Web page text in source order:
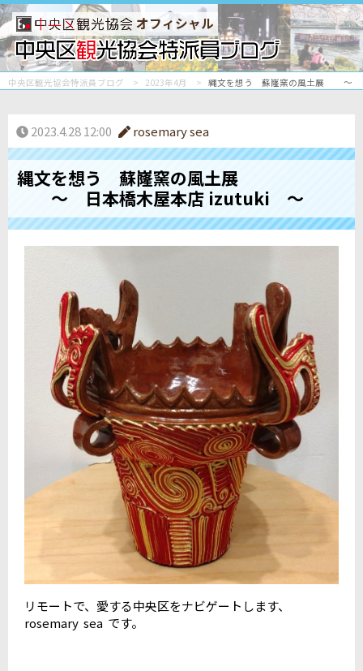
オフィシャル
中央区観光協会特派員ブログ 2023年4月 縄文を想う 蘇嶐窯の風土展 ～
2023.4.28 12:00 rosemary sea
縄文を想う 蘇嶐窯の風土展
～ 日本橋木屋本店 izutuki ～
リモートで、愛する中央区をナビゲートします、
rosemary sea です。